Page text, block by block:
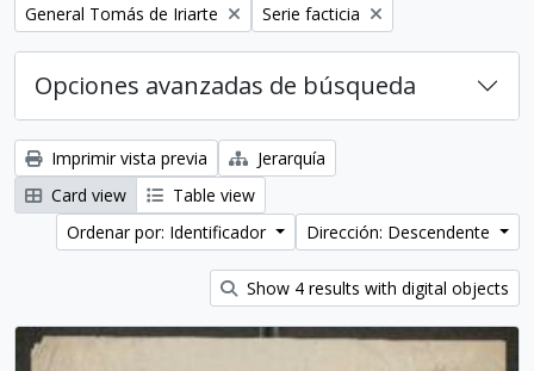
Remove filter:
General Tomás de Iriarte Remove filter:
Serie facticia
Opciones avanzadas de búsqueda
Imprimir vista previa
Jerarquía
Card view
Table view
Ordenar por: Identificador
Dirección: Descendente
Show 4 results with digital objects